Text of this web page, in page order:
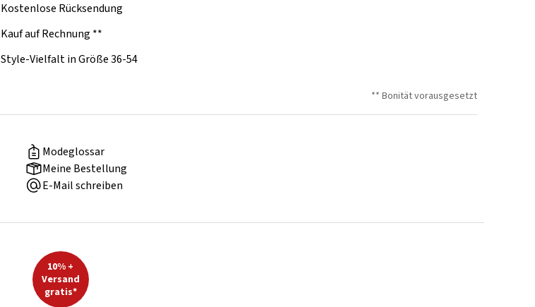
Kostenlose Rücksendung
Kauf auf Rechnung **
Style-Vielfalt in Größe 36-54
** Bonität vorausgesetzt
Modeglossar
Meine Bestellung
E-Mail schreiben
10% +
Versand
gratis*